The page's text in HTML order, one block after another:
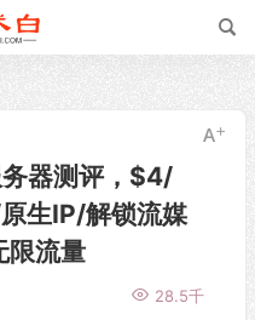
器测评，$4/
生IP/解锁流媒
流量
28.5千